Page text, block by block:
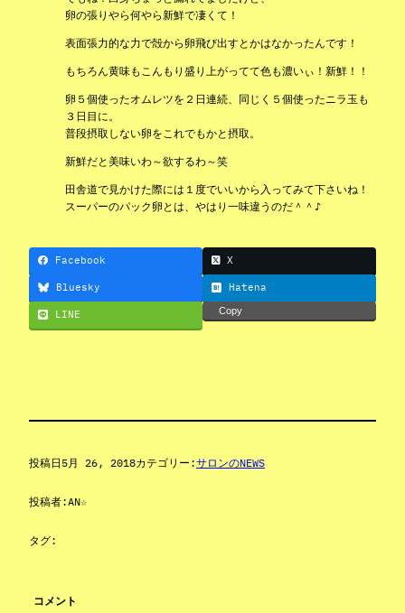
卵の張りやら何やら新鮮で凄くて！
表面張力的な力で殻から卵飛び出すとかはなかったんです！
もちろん黄味もこんもり盛り上がってて色も濃いぃ！新鮮！！
卵５個使ったオムレツを２日連続、同じく５個使ったニラ玉も
３日目に。
普段摂取しない卵をこれでもかと摂取。
新鮮だと美味いわ～欲するわ～笑
田舎道で見かけた際には１度でいいから入ってみて下さいね！
スーパーのパック卵とは、やはり一味違うのだ＾＾♪
Facebook X
Bluesky Hatena
LINE Copy
投稿日 5月 26, 2018カテゴリー:サロンのNEWS
投稿者:AN☆
タグ:
コメント